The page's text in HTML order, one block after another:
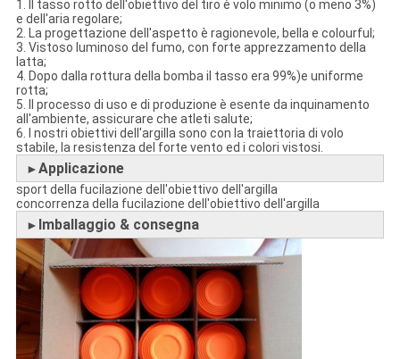
1. Il tasso rotto dell'obiettivo del tiro è volo minimo (o meno 3%)
e dell'aria regolare;
2. La progettazione dell'aspetto è ragionevole, bella e colourful;
3. Vistoso luminoso del fumo, con forte apprezzamento della
latta;
4. Dopo dalla rottura della bomba il tasso era 99%)e uniforme
rotta;
5. Il processo di uso e di produzione è esente da inquinamento
all'ambiente, assicurare che atleti salute;
6. I nostri obiettivi dell'argilla sono con la traiettoria di volo
stabile, la resistenza del forte vento ed i colori vistosi.
►Applicazione
sport della fucilazione dell'obiettivo dell'argilla
concorrenza della fucilazione dell'obiettivo dell'argilla
► Imballaggio & consegna